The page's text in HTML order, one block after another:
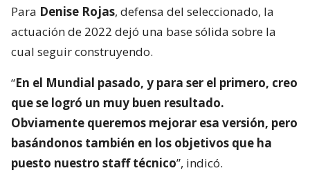
Para Denise Rojas, defensa del seleccionado, la
actuación de 2022 dejó una base sólida sobre la
cual seguir construyendo.
“En el Mundial pasado, y para ser el primero, creo
que se logró un muy buen resultado.
Obviamente queremos mejorar esa versión, pero
basándonos también en los objetivos que ha
puesto nuestro staff técnico”, indicó.